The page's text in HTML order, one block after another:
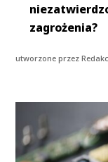
zagrożenia?
utworzone przez